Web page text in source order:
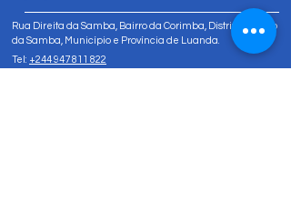
Rua Direita da Samba, Bairro da Corimba, Distrito Urbano
da Samba, Município e Província de Luanda.
Tel: +244 947 811 822